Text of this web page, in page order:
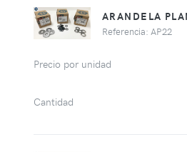
ARANDELA
Referencia: AP22
Precio por unidad
Cantidad